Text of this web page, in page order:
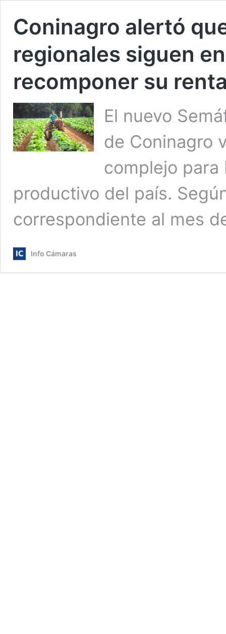
Coninagro alertó
regionales siguen
recomponer su
El nuevo
de Coninagro
complejo
productivo del país.
correspondiente al mes
Info Cámaras